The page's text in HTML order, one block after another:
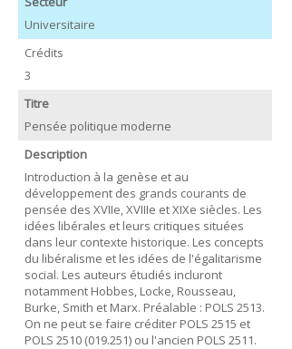
Universitaire
Crédits
3
Titre
Pensée politique moderne
Description
Introduction à la genèse et au
développement des grands courants de
pensée des XVIIe, XVIIIe et XIXe siècles. Les
idées libérales et leurs critiques situées
dans leur contexte historique. Les concepts
du libéralisme et les idées de l'égalitarisme
social. Les auteurs étudiés incluront
notamment Hobbes, Locke, Rousseau,
Burke, Smith et Marx. Préalable : POLS 2513.
On ne peut se faire créditer POLS 2515 et
POLS 2510 (019.251) ou l'ancien POLS 2511.